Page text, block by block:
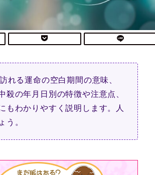
れる運命の空白期間の意味、
の年月日別の特徴や注意点、
もわかりやすく説明します。人
う。